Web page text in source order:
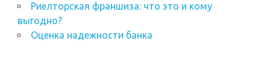
Риелторская франшиза: что это и кому
выгодно?
Оценка надежности банка